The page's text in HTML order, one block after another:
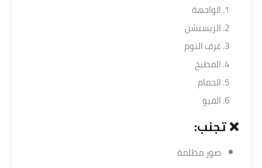
الواجهة
الريسبشن
غرف النوم
المطبخ
الحمام
الفيو
❌ تجنب:
صور مظلمة